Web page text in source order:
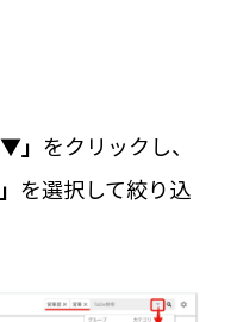
▼」 をクリックし、
を選択して絞り込